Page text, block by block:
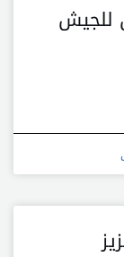
للجيش